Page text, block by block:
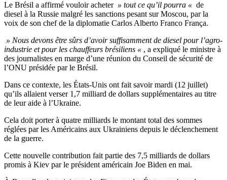
Le Brésil a affirmé vouloir acheter » tout ce qu’il pourra « de
diesel à la Russie malgré les sanctions pesant sur Moscou, par la
voix de son chef de la diplomatie Carlos Alberto Franco França.
» Nous devons être sûrs d’avoir suffisamment de diesel pour l’agro-
industrie et pour les chauffeurs brésiliens « , a expliqué le ministre à
des journalistes en marge d’une réunion du Conseil de sécurité de
l’ONU présidée par le Brésil.
Dans ce contexte, les États-Unis ont fait savoir mardi (12 juillet)
qu’ils allaient verser 1,7 milliard de dollars supplémentaires au titre
de leur aide à l’Ukraine.
Cela doit porter à quatre milliards le montant total des sommes
réglées par les Américains aux Ukrainiens depuis le déclenchement
de la guerre.
Cette nouvelle contribution fait partie des 7,5 milliards de dollars
promis à Kiev par le président américain Joe Biden en mai.